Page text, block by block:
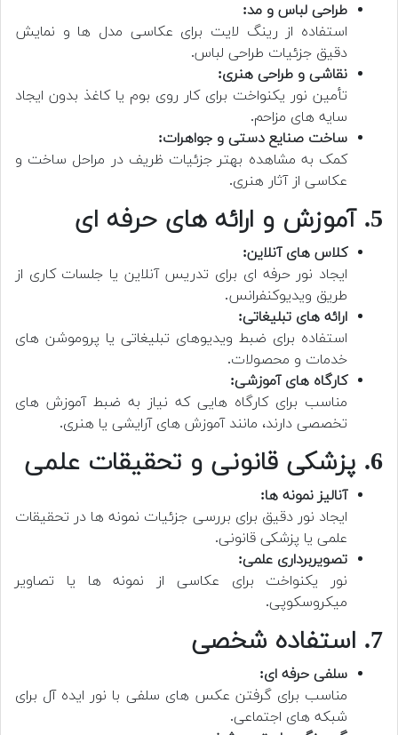
طراحی لباس و مد:
استفاده از رینگ لایت برای عکاسی مدل ها و نمایش
دقیق جزئیات طراحی لباس.
نقاشی و طراحی هنری:
تأمین نور یکنواخت برای کار روی بوم یا کاغذ بدون ایجاد
سایه های مزاحم.
ساخت صنایع دستی و جواهرات:
کمک به مشاهده بهتر جزئیات ظریف در مراحل ساخت و
عکاسی از آثار هنری.
5. آموزش و ارائه های حرفه ای
کلاس های آنلاین:
ایجاد نور حرفه ای برای تدریس آنلاین یا جلسات کاری از
طریق ویدیوکنفرانس.
ارائه های تبلیغاتی:
استفاده برای ضبط ویدیوهای تبلیغاتی یا پروموشن های
خدمات و محصولات.
کارگاه های آموزشی:
مناسب برای کارگاه هایی که نیاز به ضبط آموزش های
تخصصی دارند، مانند آموزش های آرایشی یا هنری.
6. پزشکی قانونی و تحقیقات علمی
آنالیز نمونه ها:
ایجاد نور دقیق برای بررسی جزئیات نمونه ها در تحقیقات
علمی یا پزشکی قانونی.
تصویربرداری علمی:
نور یکنواخت برای عکاسی از نمونه ها یا تصاویر
میکروسکوپی.
7. استفاده شخصی
سلفی حرفه ای:
مناسب برای گرفتن عکس های سلفی با نور ایده آل برای
شبکه های اجتماعی.